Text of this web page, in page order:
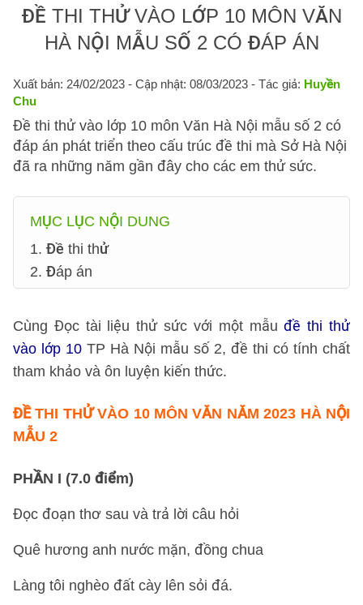
ĐỀ THI THỬ VÀO LỚP 10 MÔN VĂN
HÀ NỘI MẪU SỐ 2 CÓ ĐÁP ÁN
Xuất bản: 24/02/2023 - Cập nhật: 08/03/2023 - Tác giả: Huyền
Chu
Đề thi thử vào lớp 10 môn Văn Hà Nội mẫu số 2 có
đáp án phát triển theo cấu trúc đề thi mà Sở Hà Nội
đã ra những năm gần đây cho các em thử sức.
MỤC LỤC NỘI DUNG
1. Đề thi thử
2. Đáp án
Cùng Đọc tài liệu thử sức với một mẫuđề thi thử
vào lớp 10 TP Hà Nội mẫu số 2, đề thi có tính chất
tham khảo và ôn luyện kiến thức.
ĐỀ THI THỬVÀO 10 MÔN VĂN NĂM 2023 HÀ NỘI
MẪU 2
PHẦN I (7.0 điểm)
Đọc đoạn thơ sau và trả lời câu hỏi
Quê hương anh nước mặn, đồng chua
Làng tôi nghèo đất cày lên sỏi đá.